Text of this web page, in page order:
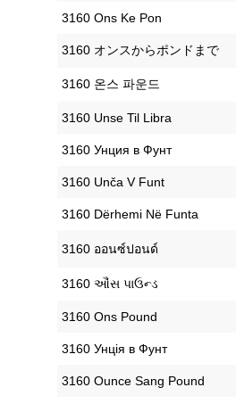
‎3160 Ons Ke Pon
‎3160 オンスからポンドまで
‎3160 온스 파운드
‎3160 Unse Til Libra
‎3160 Унция в Фунт
‎3160 Unča V Funt
‎3160 Dërhemi Në Funta
‎3160 ออนซ์ปอนด์
‎3160 ઔંસ પાઉન્ડ
‎3160 Ons Pound
‎3160 Унція в Фунт
‎3160 Ounce Sang Pound